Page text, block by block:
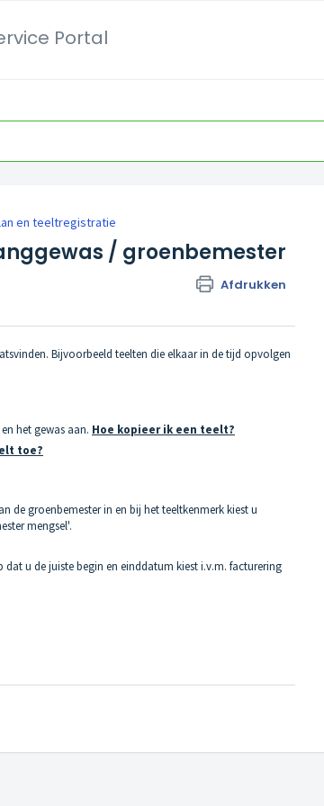
Portal
en teeltregistratie
/ groenbemester
Afdrukken
Bijvoorbeeld teelten die elkaar in de tijd opvolgen
het gewas aan. Hoe kopieer ik een teelt?
toe?
de groenbemester in en bij het teeltkenmerk kiest u
mengsel'.
dat u de juiste begin en einddatum kiest i.v.m. facturering